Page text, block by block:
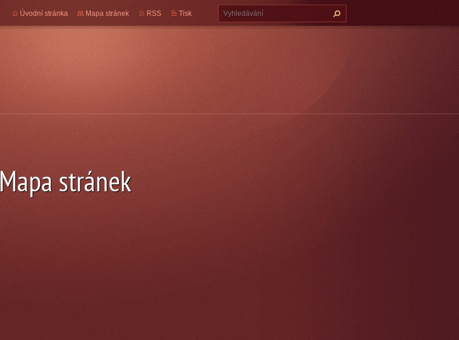
Úvodní stránka Mapa stránek RSS Tisk
Mapa stránek